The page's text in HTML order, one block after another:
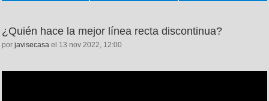
¿Quién hace la mejor línea recta discontinua?
por javisecasa el 13 nov 2022, 12:00